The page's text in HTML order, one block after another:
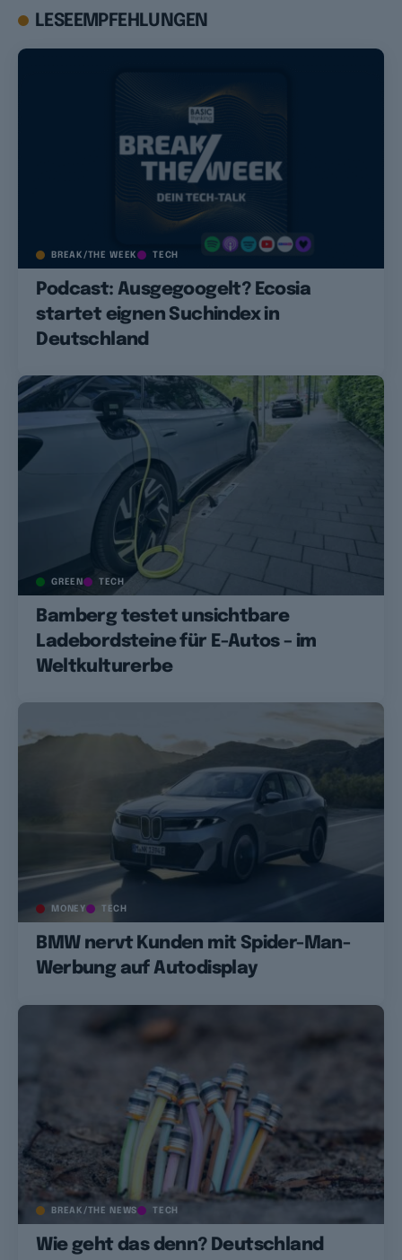
LESEEMPFEHLUNGEN
BREAK/THE WEEK TECH
Podcast: Ausgegoogelt? Ecosia
startet eignen Suchindex in
Deutschland
GREEN TECH
Bamberg testet unsichtbare
Ladebordsteine für E-Autos – im
Weltkulturerbe
MONEY TECH
BMW nervt Kunden mit Spider-Man-
Werbung auf Autodisplay
BREAK/THE NEWS TECH
Wie geht das denn? Deutschland